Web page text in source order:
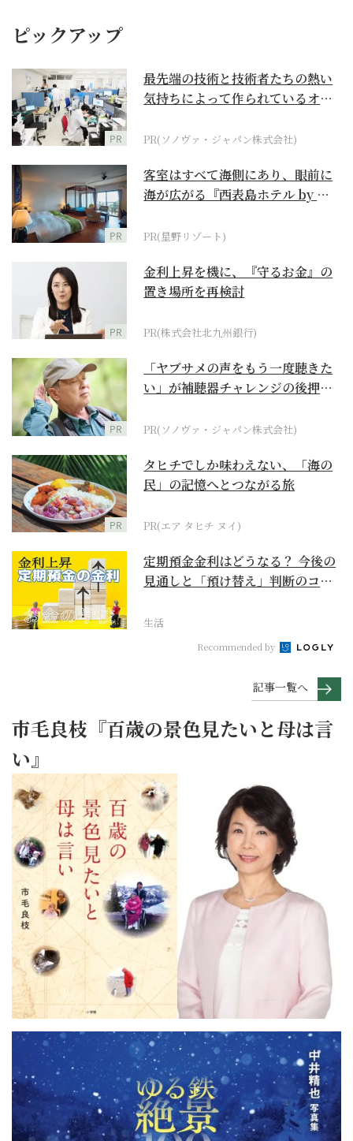
ピックアップ
PR
最先端の技術と技術者たちの熱い
気持ちによって作られているオー
PR(ソノヴァ・ジャパン株式会社)
PR
客室はすべて海側にあり、眼前に
海が広がる『西表島ホテル by 星
PR(星野リゾート)
PR
金利上昇を機に、『守るお金』の
置き場所を再検討
PR(株式会社北九州銀行)
PR
「ヤブサメの声をもう一度聴きた
い」が補聴器チャレンジの後押し
PR(ソノヴァ・ジャパン株式会社)
PR
タヒチでしか味わえない、「海の
民」の記憶へとつながる旅
PR(エア タヒチ ヌイ)
定期預金金利はどうなる？ 今後の
見通しと「預け替え」判断のコツ
生活
Recommended by
記事一覧へ
市毛良枝『百歳の景色見たいと母は言
い』